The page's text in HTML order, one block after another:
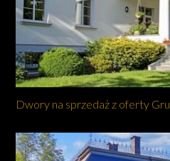
Dwory na sprzedaż z oferty